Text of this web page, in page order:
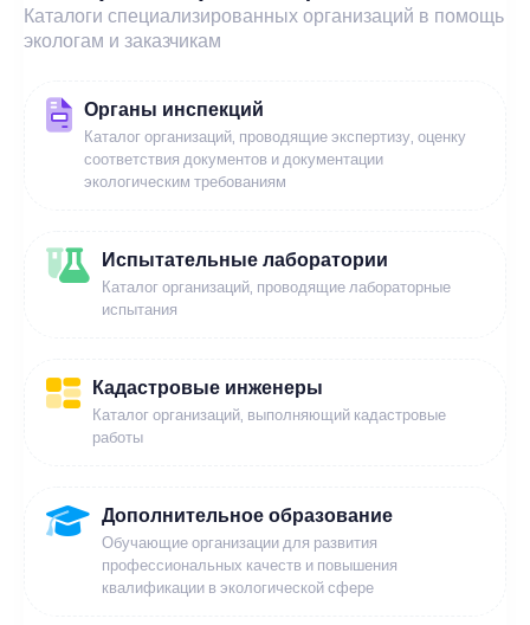
Каталоги специализированных организаций в помощь
экологам и заказчикам
Органы инспекций
Каталог организаций, проводящие экспертизу, оценку
соответствия документов и документации
экологическим требованиям
Испытательные лаборатории
Каталог организаций, проводящие лабораторные
испытания
Кадастровые инженеры
Каталог организаций, выполняющий кадастровые
работы
Дополнительное образование
Обучающие организации для развития
профессиональных качеств и повышения
квалификации в экологической сфере